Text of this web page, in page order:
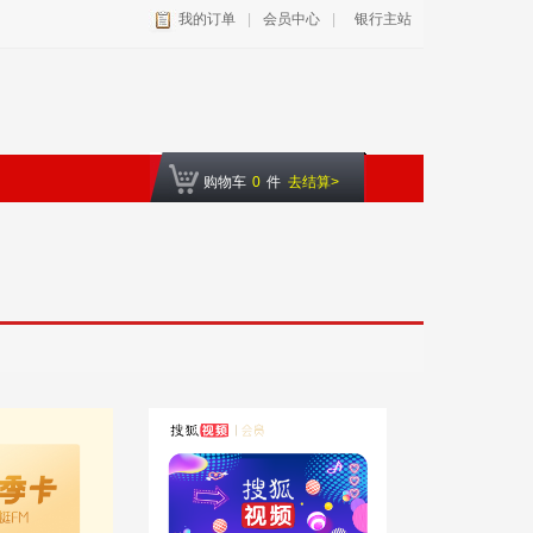
我的订单 会员中心 银行主站
购物车 0 件 去结算>